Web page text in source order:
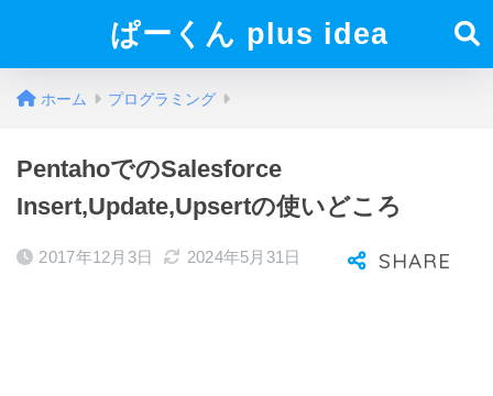
ぱーくん plus idea
ホーム プログラミング
PentahoでのSalesforce
Insert,Update,Upsertの使いどころ
2017年12月3日 2024年5月31日